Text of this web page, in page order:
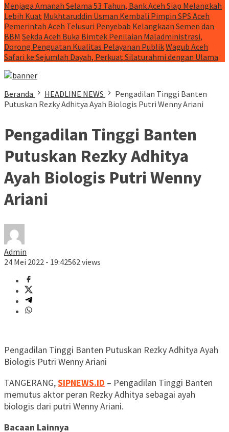
Menjaga Amanah Selama 53 Tahun, Bank Aceh Siap Melangkah
Lebih Kuat Mukhtaruddin Usman Kembali Pimpin SPS Aceh
Pemerintah Aceh Telusuri Penyebab Kelangkaan Semen dan
BBM Sekda Aceh Buka Bimtek Penilaian Maladministrasi,
Dorong Penguatan Kualitas Pelayanan PublikWagub Aceh
Safari ke Sejumlah Dayah, Perkuat Silaturahmi dengan Ulama
Beranda HEADLINE NEWS
Pengadilan Tinggi Banten
Putuskan Rezky Adhitya Ayah Biologis Putri Wenny Ariani
Pengadilan Tinggi Banten
Putuskan Rezky Adhitya
Ayah Biologis Putri Wenny
Ariani
Admin
24 Mei 2022 - 19:42562 views
Pengadilan Tinggi Banten Putuskan Rezky Adhitya Ayah
Biologis Putri Wenny Ariani
TANGERANG,SIPNEWS.ID – Pengadilan Tinggi Banten
memutus aktor peran Rezky Adhitya sebagai ayah
biologis dari putri Wenny Ariani.
Bacaan Lainnya